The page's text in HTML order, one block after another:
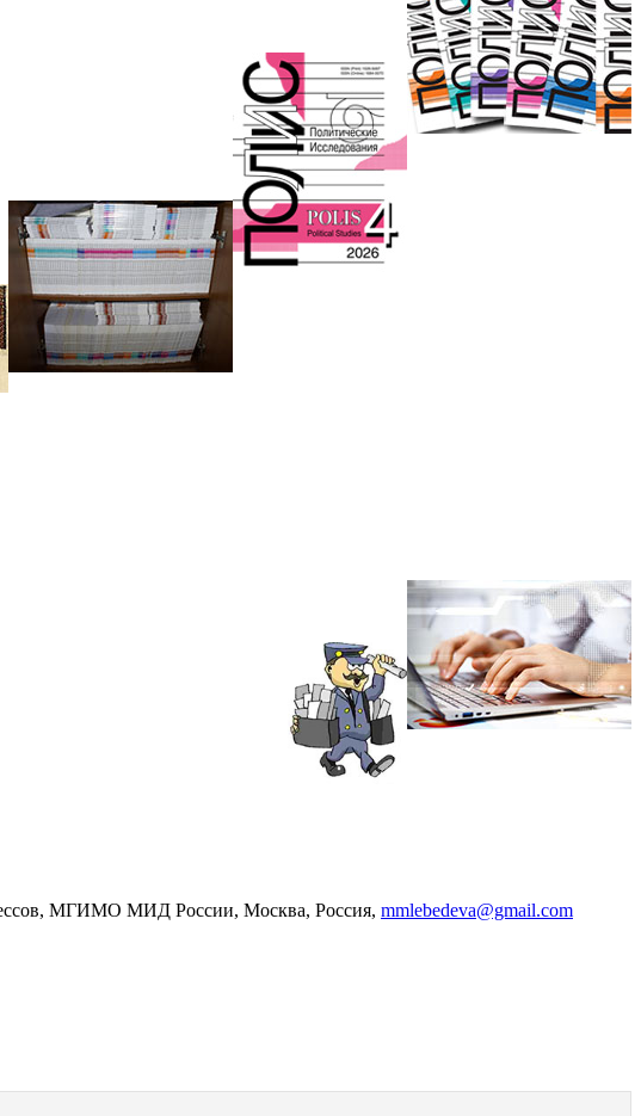
МГИМО МИД России, Москва, Россия, mmlebedeva@gmail.com